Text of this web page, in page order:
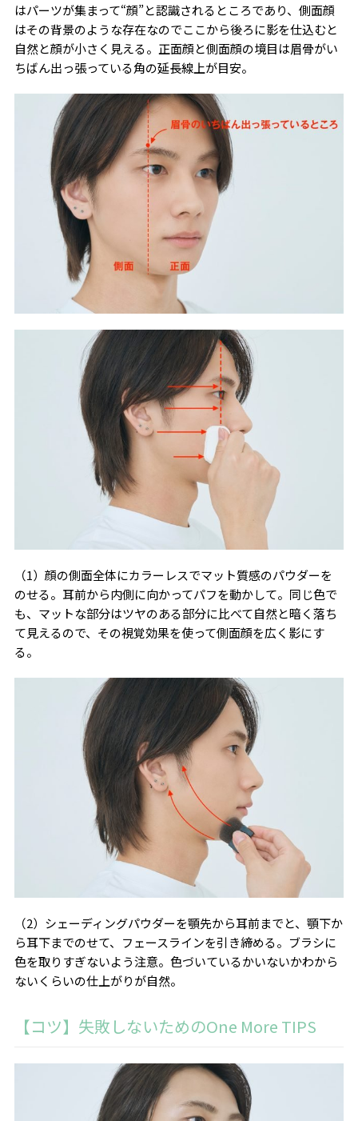
はパーツが集まって“顔”と認識されるところであり、側面顔
はその背景のような存在なのでここから後ろに影を仕込むと
自然と顔が小さく見える。正面顔と側面顔の境目は眉骨がい
ちばん出っ張っている角の延長線上が目安。
（1）顔の側面全体にカラーレスでマット質感のパウダーを
のせる。耳前から内側に向かってパフを動かして。同じ色で
も、マットな部分はツヤのある部分に比べて自然と暗く落ち
て見えるので、その視覚効果を使って側面顔を広く影にす
る。
（2）シェーディングパウダーを顎先から耳前までと、顎下か
ら耳下までのせて、フェースラインを引き締める。ブラシに
色を取りすぎないよう注意。色づいているかいないかわから
ないくらいの仕上がりが自然。
【コツ】失敗しないためのOne More TIPS